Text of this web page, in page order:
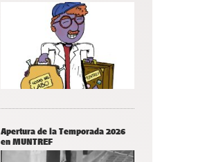
Apertura de la Temporada 2026
en MUNTREF